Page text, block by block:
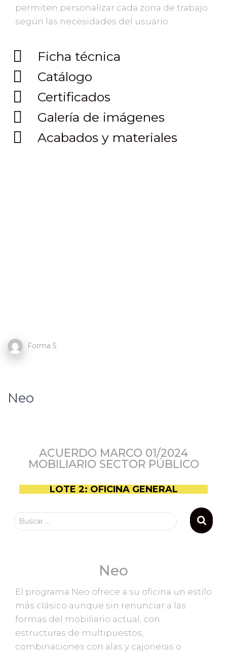
permiten personalizar cada zona de trabajo
según las necesidades del usuario.
Ficha técnica
Catálogo
Certificados
Galería de imágenes
Acabados y materiales
Forma 5
Neo
ACUERDO MARCO 01/2024
MOBILIARIO SECTOR PÚBLICO
LOTE 2: OFICINA GENERAL
Buscar …
Neo
El programa Neo ofrece a su oficina un estilo
más clásico aunque sin renunciar a las
formas del mobiliario actual, con
estructuras de multipuestos,
combinaciones con alas y cajoneras o